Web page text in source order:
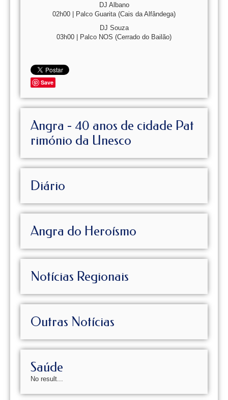
DJ Albano
02h00 | Palco Guarita (Cais da Alfândega)
DJ Souza
03h00 | Palco NOS (Cerrado do Bailão)
Save
Angra - 40 anos de cidade Pat
rimónio da Unesco
Diário
Angra do Heroísmo
Notícias Regionais
Outras Notícias
Saúde
No result...